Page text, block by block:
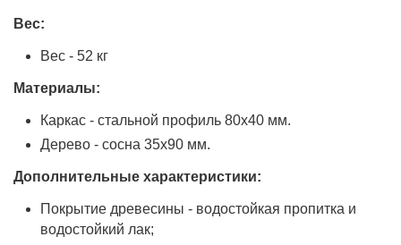
Вес:
Вес - 52 кг
Материалы:
Каркас - стальной профиль 80х40 мм.
Дерево - сосна 35х90 мм.
Дополнительные характеристики:
Покрытие древесины - водостойкая пропитка и
водостойкий лак;